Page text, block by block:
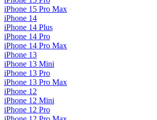
iPhone 15 Pro Max
iPhone 14
iPhone 14 Plus
iPhone 14 Pro
iPhone 14 Pro Max
iPhone 13
iPhone 13 Mini
iPhone 13 Pro
iPhone 13 Pro Max
iPhone 12
iPhone 12 Mini
iPhone 12 Pro